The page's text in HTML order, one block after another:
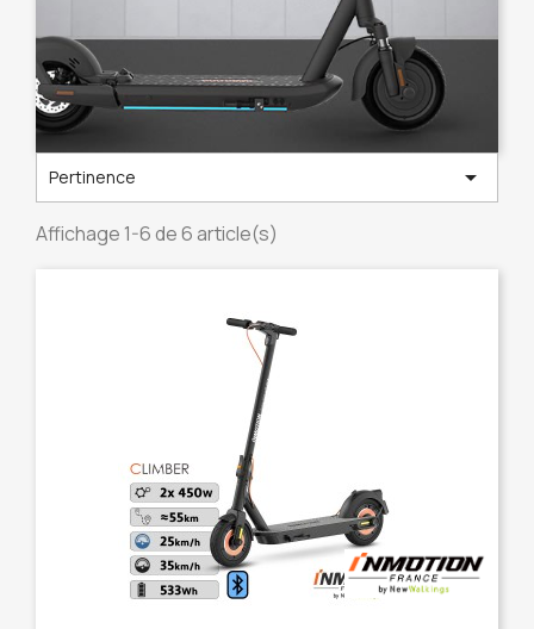
Pertinence 
Affichage 1-6 de 6 article(s)